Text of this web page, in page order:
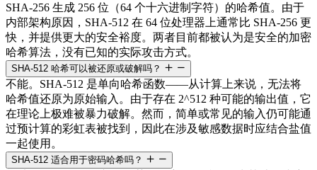
SHA-256 生成 256 位（64 个十六进制字符）的哈希值。由于
内部架构原因，SHA-512 在 64 位处理器上通常比 SHA-256 更
快，并提供更大的安全裕度。两者目前都被认为是安全的加密
哈希算法，没有已知的实际攻击方式。
SHA-512 哈希可以被还原或破解吗？
不能。SHA-512 是单向哈希函数——从计算上来说，无法将
哈希值还原为原始输入。由于存在 2^512 种可能的输出值，它
在理论上极难被暴力破解。然而，简单或常见的输入仍可能通
过预计算的彩虹表被找到，因此在涉及敏感数据时应结合盐值
一起使用。
SHA-512 适合用于密码哈希吗？